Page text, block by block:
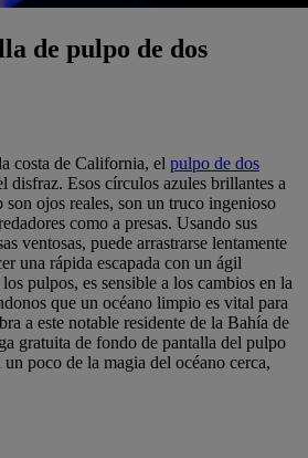
de pulpo de dos
costa de California, el pulpo de dos
disfraz. Esos círculos azules brillantes a
son ojos reales, son un truco ingenioso
como a presas. Usando sus
ventosas, puede arrastrarse lentamente
una rápida escapada con un ágil
pulpos, es sensible a los cambios en la
que un océano limpio es vital para
a este notable residente de la Bahía de
gratuita de fondo de pantalla del pulpo
poco de la magia del océano cerca,